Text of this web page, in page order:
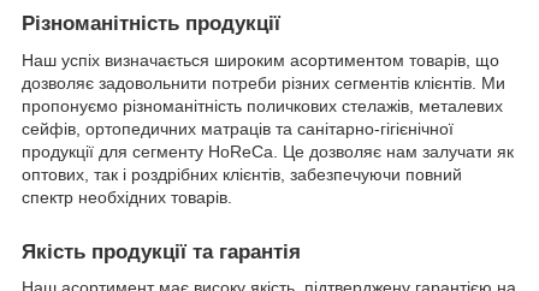
Різноманітність продукції
Наш успіх визначається широким асортиментом товарів, що
дозволяє задовольнити потреби різних сегментів клієнтів. Ми
пропонуємо різноманітність поличкових стелажів, металевих
сейфів, ортопедичних матраців та санітарно-гігієнічної
продукції для сегменту HoReCa. Це дозволяє нам залучати як
оптових, так і роздрібних клієнтів, забезпечуючи повний
спектр необхідних товарів.
Якість продукції та гарантія